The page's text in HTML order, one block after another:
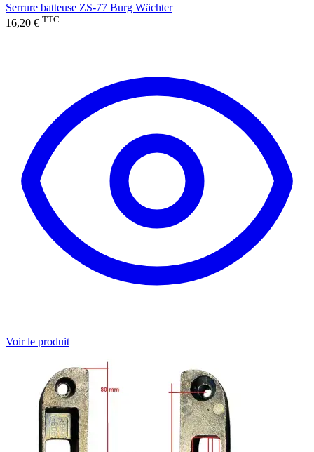
Serrure batteuse ZS-77 Burg Wächter
16,20 € TTC
Voir le produit